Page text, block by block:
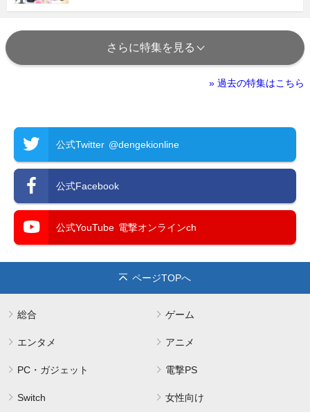
さらに特集を見る
» 過去の特集はこちら
公式Twitter @dengekionline
公式Facebook
公式YouTube 電撃オンラインch
ページTOPへ
総合 ゲーム
エンタメ アニメ
PC・ガジェット 電撃PS
Switch 女性向け